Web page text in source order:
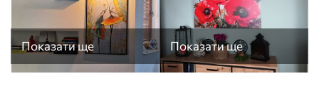
Показати ще Показати ще